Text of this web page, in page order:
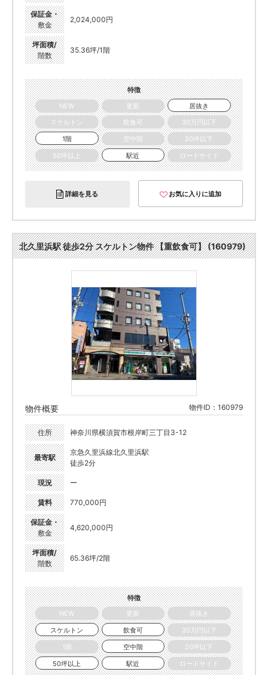
保証金・
敷金
2,024,000円
坪面積/
階数
35.36坪/1階
特徴
NEW
更新
居抜き
スケルトン
飲食可
30万円以下
1階
空中階
20坪以下
50坪以上
駅近 ロードサイド
詳細を見る お気に入りに追加
北久里浜駅 徒歩2分 スケルトン物件 【重飲食可】 (160979)
物件概要 物件ID：160979
住所 神奈川県横須賀市根岸町三丁目3-12
最寄駅
京急久里浜線北久里浜駅
徒歩2分
現況 ー
賃料 770,000円
保証金・
敷金
4,620,000円
坪面積/
階数
65.36坪/2階
特徴
NEW
更新
居抜き
スケルトン
飲食可
30万円以下
1階
空中階
20坪以下
50坪以上
駅近 ロードサイド